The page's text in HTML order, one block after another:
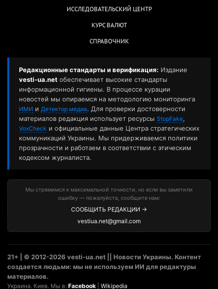
ИССЛЕДОВАТЕЛЬСКИЙ ЦЕНТР
КУРС ВАЛЮТ
СПРАВОЧНИК
Редакционные стандарты и верификация: Издание
vesti-ua.net обеспечивает высокие стандарты
информационной гигиены. В процессе курации
новостей мы опираемся на методологию мониторинга
ИМИ и Детектор медиа. Для проверки достоверности
материалов редакция использует ресурсы StopFake,
VoxCheck и официальные данные Центра стратегических
коммуникаций Украины. Мы придерживаемся политики
прозрачности и работаем в соответствии с этическим
кодексом журналиста.
Мы стремимся к максимальной точности, но если вы заметили
ошибку — пожалуйста, сообщите нам:
СООБЩИТЬ РЕДАКЦИИ →
vestiua.net@gmail.com
21+ | © 2012-2026 vesti-ua.net || Новости Украины. Контент
создается людьми: мы не используем ИИ для редактуры
материалов.
Украина. Киев. Мы в: Facebook Wikipedia